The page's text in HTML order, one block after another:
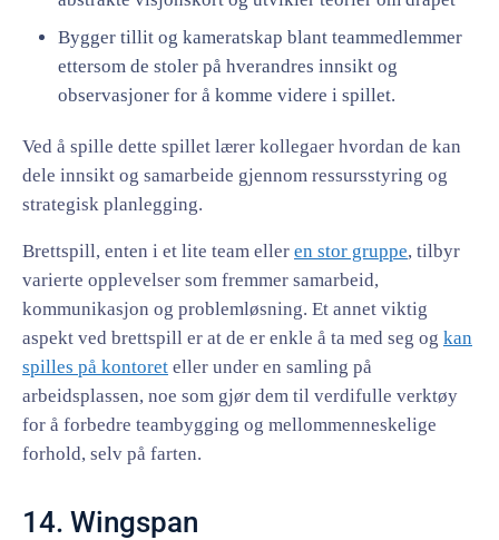
Bygger tillit og kameratskap blant teammedlemmer
ettersom de stoler på hverandres innsikt og
observasjoner for å komme videre i spillet.
Ved å spille dette spillet lærer kollegaer hvordan de kan
dele innsikt og samarbeide gjennom ressursstyring og
strategisk planlegging.
Brettspill, enten i et lite team eller en stor gruppe, tilbyr
varierte opplevelser som fremmer samarbeid,
kommunikasjon og problemløsning. Et annet viktig
aspekt ved brettspill er at de er enkle å ta med seg og kan
spilles på kontoret eller under en samling på
arbeidsplassen, noe som gjør dem til verdifulle verktøy
for å forbedre teambygging og mellommenneskelige
forhold, selv på farten.
14. Wingspan